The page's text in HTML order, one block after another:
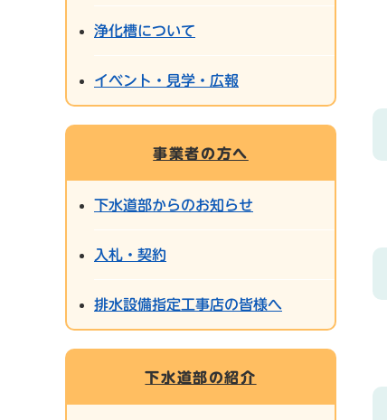
浄化槽について
イベント・見学・広報
事業者の方へ
下水道部からのお知らせ
入札・契約
排水設備指定工事店の皆様へ
下水道部の紹介